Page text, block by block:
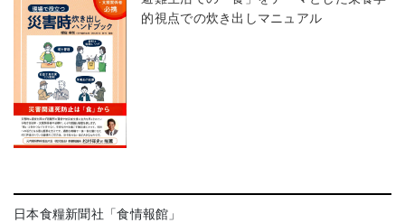
的視点での炊き出しマニュアル
日本食糧新聞社「食情報館」